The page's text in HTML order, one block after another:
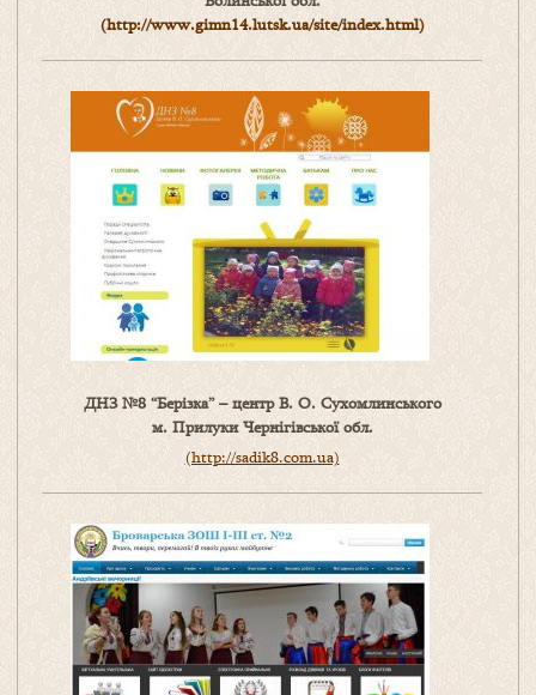
(http://www.gimn14.lutsk.ua/site/index.html)
ДНЗ №8 “Берізка” – центр В. О. Сухомлинського
м. Прилуки Чернігівської обл.
(http://sadik8.com.ua)